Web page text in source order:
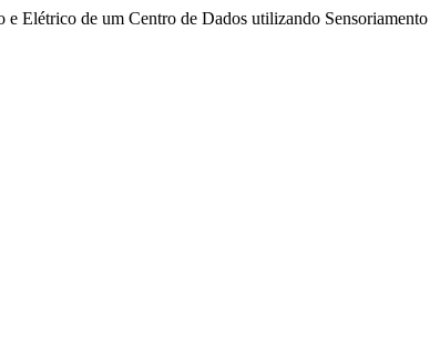
Elétrico de um Centro de Dados utilizando Sensoriamento